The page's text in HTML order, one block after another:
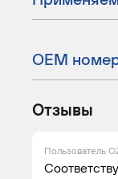
ОЕМ
Отзывы
Пользователь